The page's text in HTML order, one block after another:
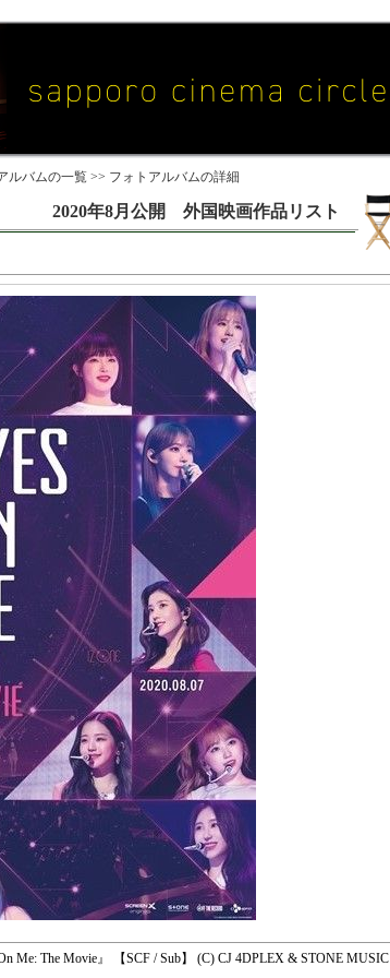
ルバムの一覧 >> フォトアルバムの詳細
2020年8月公開 外国映画作品リスト
The Movie』 【SCF / Sub】 (C) CJ 4DPLEX & STONE MUSIC